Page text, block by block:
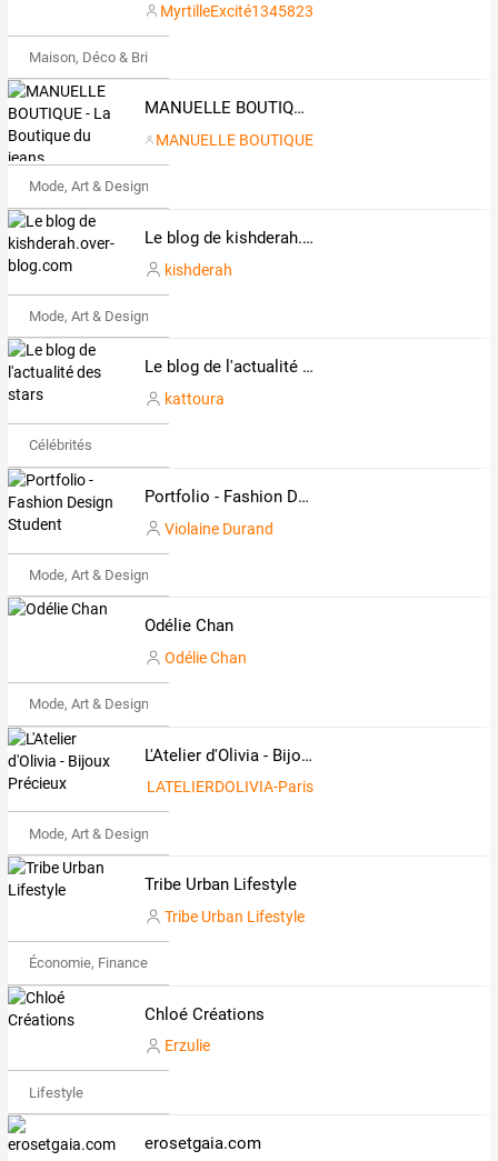
MyrtilleExcité1345823
Maison, Déco & Bricolage
MANUELLE BOUTIQUE - La Boutique du jeans
MANUELLE BOUTIQUE
Mode, Art & Design
Le blog de kishderah.over-blog.com
kishderah
Mode, Art & Design
Le blog de l'actualité des stars
kattoura
Célébrités
Portfolio - Fashion Design Student
Violaine Durand
Mode, Art & Design
Odélie Chan
Odélie Chan
Mode, Art & Design
L'Atelier d'Olivia - Bijoux Précieux
LATELIERDOLIVIA-Paris
Mode, Art & Design
Tribe Urban Lifestyle
Tribe Urban Lifestyle
Économie, Finance & Droit
Chloé Créations
Erzulie
Lifestyle
erosetgaia.com